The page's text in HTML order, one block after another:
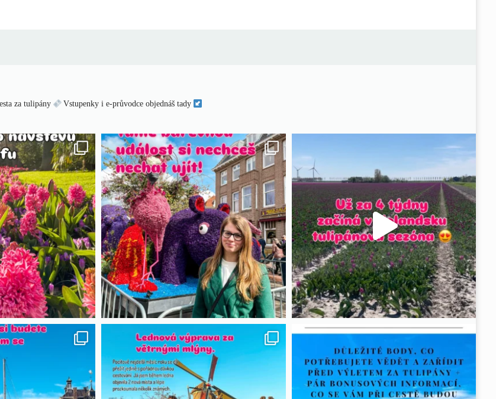
za tulipány Vstupenky i e-průvodce objednáš tady